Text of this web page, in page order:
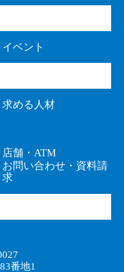
イベント
求める人材
店舗・ATM
お問い合わせ・資料請
求
番地1